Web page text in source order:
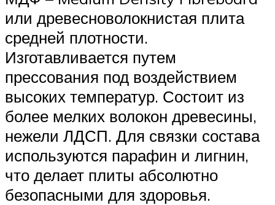
или древесноволокнистая плита
средней плотности.
Изготавливается путем
прессования под воздействием
высоких температур. Состоит из
более мелких волокон древесины,
нежели ЛДСП. Для связки состава
используются парафин и лигнин,
что делает плиты абсолютно
безопасными для здоровья.